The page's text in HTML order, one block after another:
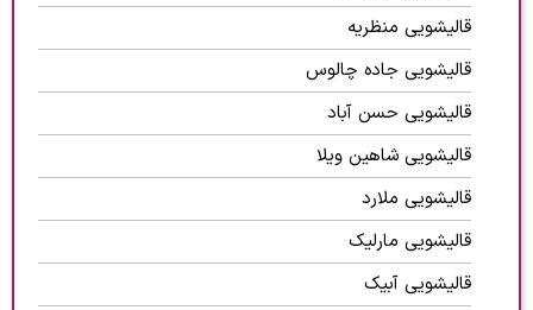
قالیشویی منظریه
قالیشویی جاده چالوس
قالیشویی حسن آباد
قالیشویی شاهین ویلا
قالیشویی ملارد
قالیشویی مارلیک
قالیشویی آبیک